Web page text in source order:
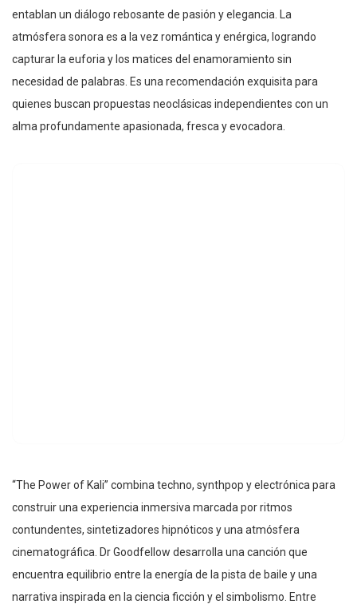
entablan un diálogo rebosante de pasión y elegancia. La
atmósfera sonora es a la vez romántica y enérgica, logrando
capturar la euforia y los matices del enamoramiento sin
necesidad de palabras. Es una recomendación exquisita para
quienes buscan propuestas neoclásicas independientes con un
alma profundamente apasionada, fresca y evocadora.
“The Power of Kali” combina techno, synthpop y electrónica para
construir una experiencia inmersiva marcada por ritmos
contundentes, sintetizadores hipnóticos y una atmósfera
cinematográfica. Dr Goodfellow desarrolla una canción que
encuentra equilibrio entre la energía de la pista de baile y una
narrativa inspirada en la ciencia ficción y el simbolismo. Entre